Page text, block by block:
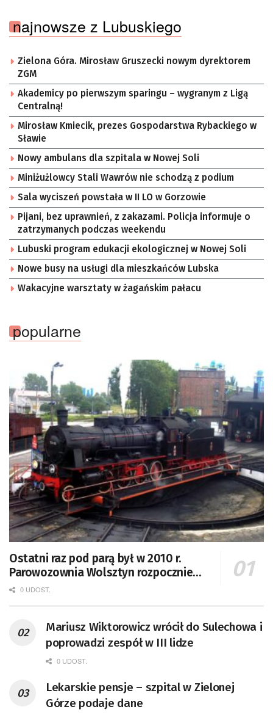
najnowsze z Lubuskiego
Zielona Góra. Mirosław Gruszecki nowym dyrektorem
ZGM
Akademicy po pierwszym sparingu – wygranym z Ligą
Centralną!
Mirosław Kmiecik, prezes Gospodarstwa Rybackiego w
Sławie
Nowy ambulans dla szpitala w Nowej Soli
Miniżużlowcy Stali Wawrów nie schodzą z podium
Sala wyciszeń powstała w II LO w Gorzowie
Pijani, bez uprawnień, z zakazami. Policja informuje o
zatrzymanych podczas weekendu
Lubuski program edukacji ekologicznej w Nowej Soli
Nowe busy na usługi dla mieszkańców Lubska
Wakacyjne warsztaty w żagańskim pałacu
popularne
Ostatni raz pod parą był w 2010 r.
Parowozownia Wolsztyn rozpocznie
remont unikatowego Tr5-65
0 UDOST.
Mariusz Wiktorowicz wrócił do Sulechowa i
poprowadzi zespół w III lidze
0 UDOST.
Lekarskie pensje – szpital w Zielonej
Górze podaje dane